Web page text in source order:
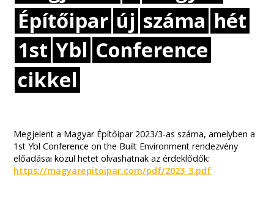
Építőipar új száma hét
1st Ybl Conference
cikkel
Megjelent a Magyar Építőipar 2023/3-as száma, amelyben a
1st Ybl Conference on the Built Environment rendezvény
előadásai közül hetet olvashatnak az érdeklődők:
https://magyarepitoipar.com/pdf/2023_3.pdf